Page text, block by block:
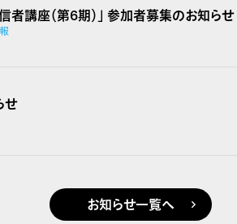
者講座（第6期）」 参加者募集のお知らせ
せ
お知らせ一覧へ